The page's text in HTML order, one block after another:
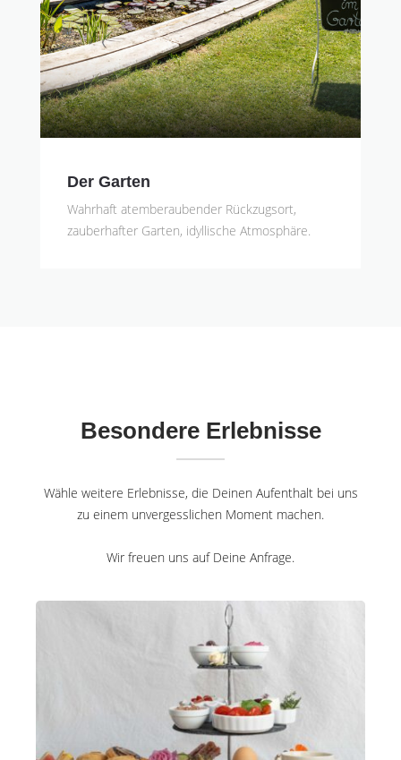
Der Garten
Wahrhaft atemberaubender Rückzugsort,
zauberhafter Garten, idyllische Atmosphäre.
Besondere Erlebnisse
Wähle weitere Erlebnisse, die Deinen Aufenthalt bei uns
zu einem unvergesslichen Moment machen.
Wir freuen uns auf Deine Anfrage.